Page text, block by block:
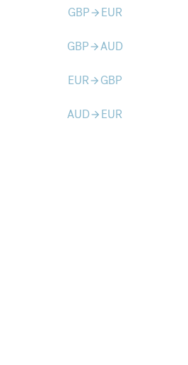
GBParrow_forward EUR
GBParrow_forwardAUD
EURarrow_forward GBP
AUDarrow_forward EUR